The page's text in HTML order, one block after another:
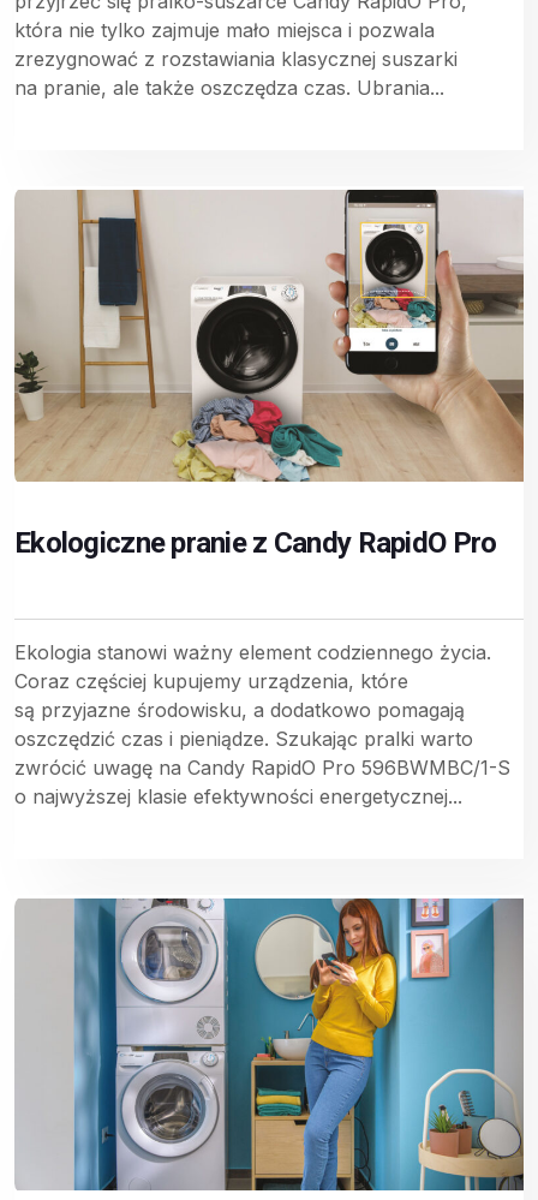
która nie tylko zajmuje mało miejsca i pozwala
zrezygnować z rozstawiania klasycznej suszarki
na pranie, ale także oszczędza czas. Ubrania...
Ekologiczne pranie z Candy RapidO Pro
Ekologia stanowi ważny element codziennego życia.
Coraz częściej kupujemy urządzenia, które
są przyjazne środowisku, a dodatkowo pomagają
oszczędzić czas i pieniądze. Szukając pralki warto
zwrócić uwagę na Candy RapidO Pro 596BWMBC/1-S
o najwyższej klasie efektywności energetycznej...